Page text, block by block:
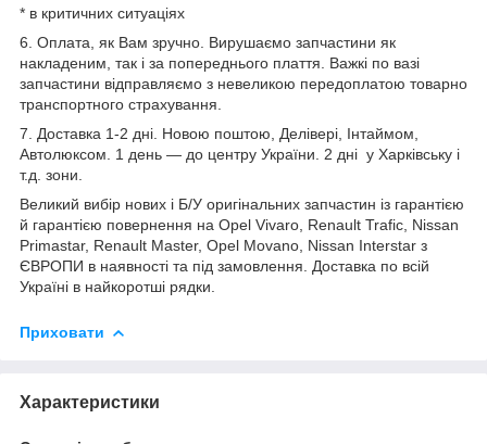
* в критичних ситуаціях
6. Оплата, як Вам зручно. Вирушаємо запчастини як
накладеним, так і за попереднього плаття. Важкі по вазі
запчастини відправляємо з невеликою передоплатою товарно
транспортного страхування.
7. Доставка 1-2 дні. Новою поштою, Делівері, Інтаймом,
Автолюксом. 1 день — до центру України. 2 дні у Харківську і
т.д. зони.
Великий вибір нових і Б/У оригінальних запчастин із гарантією
й гарантією повернення на Opel Vivaro, Renault Trafic, Nissan
Primastar, Renault Master, Opel Movano, Nissan Interstar з
ЄВРОПИ в наявності та під замовлення. Доставка по всій
Україні в найкоротші рядки.
Приховати
Характеристики